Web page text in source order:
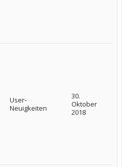
User-
Neuigkeiten
30.
Oktober
2018